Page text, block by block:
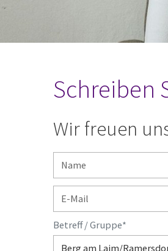
Schreiben
Wir freuen
Betreff / Gruppe*